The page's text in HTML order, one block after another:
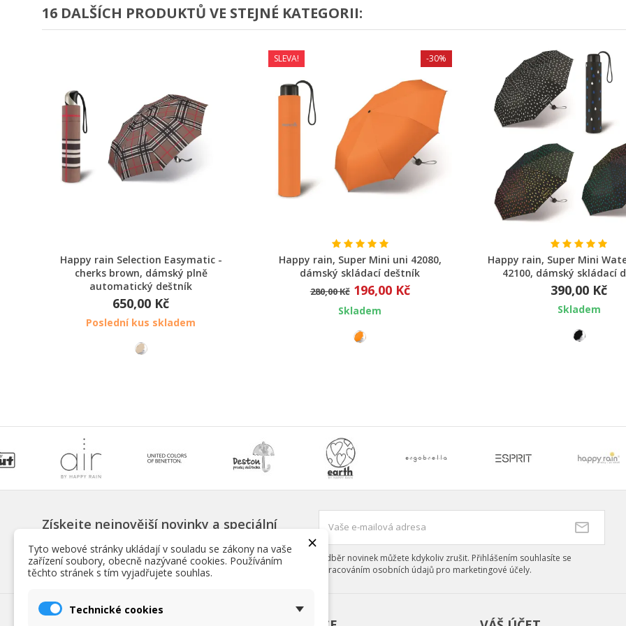
16 DALŠÍCH PRODUKTŮ VE STEJNÉ KATEGORII:
Happy rain Selection Easymatic -
cherks brown, dámský plně
automatický deštník
650,00 Kč
Poslední kus skladem
SLEVA!
Rychlý náhled
Happy rain, Super Mini uni 42080,
dámský skládací deštník
280,00 Kč
-30%
196,00 Kč
Skladem
Rychlý náhled
Happy rain, Super Mini
42100, dámský skládací
390,00 Kč
Skladem
Získejte nejnovější novinky a speciální
Odběr novinek můžete kdykoliv zrušit. Přihlášením souhlasíte se
zpracováním osobních údajů pro marketingové účely.
×
Tyto webové stránky ukládají v souladu se zákony na vaše
zařízení soubory, obecně nazývané cookies. Používáním
těchto stránek s tím vyjadřujete souhlas.
Technické cookies